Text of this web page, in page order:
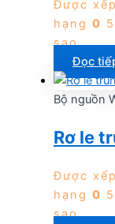
Được xếp
hạng 0 5
sao
Đọc
Bộ nguồn
Rơ le
Được xếp
hạng 0 5
sao